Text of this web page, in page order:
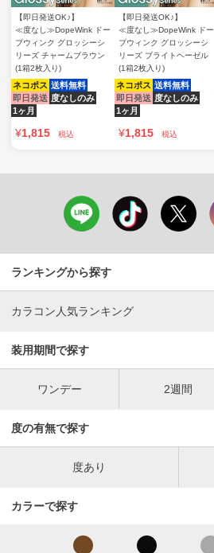
【即日発送OK♪】
≪度なし≫DopeWink ドー
プウィンク グロッシーシ
リーズ チャームブラウン
(1箱2枚入り)
ネコポス 送料無料
即日発送 度なしのみ
1ヶ月
¥1,815 税込
【即日発送OK♪】
≪度なし≫DopeWink ドー
プウィンク グロッシーシ
リーズ ブライトヘーゼル
(1箱2枚入り)
ネコポス 送料無料
即日発送 度なしのみ
1ヶ月
¥1,815 税込
ランキングから探す
カラコン人気ランキング
装用期間で探す
ワンデー 2週間
度の有無で探す
度あり
カラーで探す